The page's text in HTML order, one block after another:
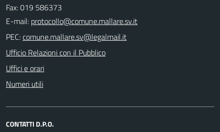
Fax: 019 586373
E-mail:
PEC:
Ufficio Relazioni con il Pubblico
Uffici e orari
Numeri utili
CONTATTI D.P.O.